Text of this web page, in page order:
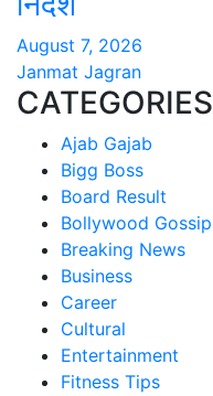
August 7, 2026
Janmat Jagran
CATEGORIES
Ajab Gajab
Bigg Boss
Board Result
Bollywood Gossip
Breaking News
Business
Career
Cultural
Entertainment
Fitness Tips